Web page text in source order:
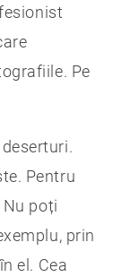
Pe
Pentru
poți
prin
el. Cea